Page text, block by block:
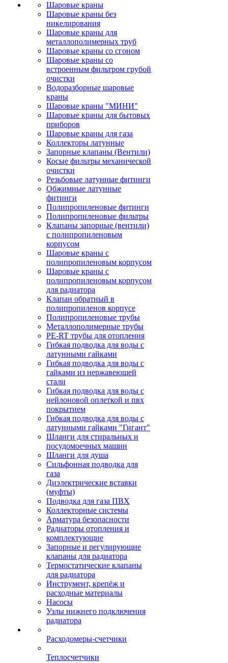
Шаровые краны
Шаровые краны без
никелирования
Шаровые краны для
металлополимерных труб
Шаровые краны со сгоном
Шаровые краны со
встроенным фильтром грубой
очистки
Водоразборные шаровые
краны
Шаровые краны "МИНИ"
Шаровые краны для бытовых
приборов
Шаровые краны для газа
Коллекторы латунные
Запорные клапаны (Вентили)
Косые фильтры механической
очистки
Резьбовые латунные фитинги
Обжимные латунные
фитинги
Полипропиленовые фитинги
Полипропиленовые фильтры
Клапаны запорные (вентили)
с полипропиленовым
корпусом
Шаровые краны с
полипропиленовым корпусом
Шаровые краны с
полипропиленовым корпусом
для радиатора
Клапан обратный в
полипропиленов корпусе
Полипропиленовые трубы
Металлополимерные трубы
PE-RT трубы для отопления
Гибкая подводка для воды с
латунными гайками
Гибкая подводка для воды с
гайками из нержавеющей
стали
Гибкая подводка для воды с
нейлоновой оплеткой и пвх
покрытием
Гибкая подводка для воды с
латунными гайками "Гигант"
Шланги для стиральных и
посудомоечных машин
Шланги для душа
Сильфонная подводка для
газа
Диэлектрические вставки
(муфты)
Подводка для газа ПВХ
Коллекторные системы
Арматура безопасности
Радиаторы отопления и
комплектующие
Запорные и регулирующие
клапаны для радиатора
Термостатические клапаны
для радиатора
Инструмент, крепёж и
расходные материалы
Насосы
Узлы нижнего подключения
радиатора
Расходомеры-счетчики
Теплосчетчики